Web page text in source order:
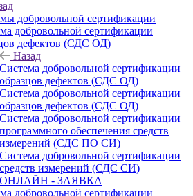
добровольной сертификации
добровольной сертификации
дефектов (СДС ОД)
Назад
Система добровольной сертификации
образцов дефектов (СДС ОД)
Система добровольной сертификации
образцов дефектов (СДС ОД)
Система добровольной сертификации
программного обеспечения средств
измерений (СДС ПО СИ)
Система добровольной сертификации
средств измерений (СДС СИ)
ОНЛАЙН - ЗАЯВКА
добровольной сертификации